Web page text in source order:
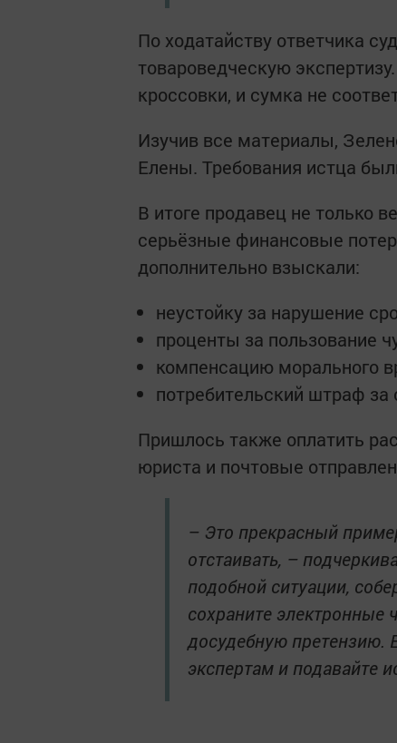
По ходатайству ответчика
товароведческую
кроссовки, и сумка не
Изучив все материалы,
Елены. Требования истца
В итоге продавец не только
серьёзные финансовые
дополнительно взыскали:
неустойку за нарушение
проценты за пользование
компенсацию морального
потребительский штраф
Пришлось также оплатить
юриста и почтовые
– Это прекрасный
отстаивать, –
подобной ситуации,
сохраните электронные
досудебную претензию.
экспертам и подавайте